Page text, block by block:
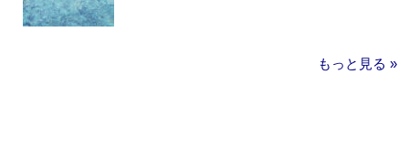
もっと見る »